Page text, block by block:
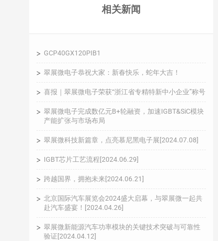
相关新闻
GCP40GX120PIB1
翠展微电子恭祝大家：新春快乐，蛇年大吉！
喜报｜翠展微电子荣获“浙江省专精特新中小企业”称号
翠展微电子完成数亿元B+轮融资，加速IGBT&SiC模块
产能扩张与市场布局
翠展微科技新篇章，点亮慕尼黑电子展[2024.07.08]
IGBT芯片工艺流程[2024.06.29]
跨越国界，拥抱未来[2024.06.21]
北京国际汽车展览会2024盛大启幕，与翠展微一起共
赴汽车盛宴！[2024.04.26]
翠展微新能源汽车功率模块的关键技术突破与可靠性
验证[2024.04.12]